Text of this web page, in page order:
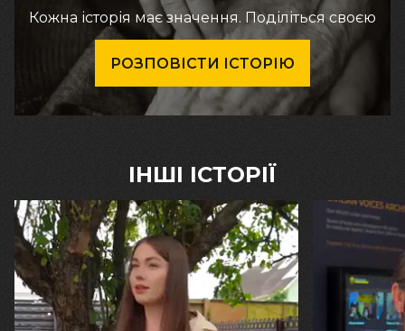
Кожна історія має значення. Поділіться своєю
РОЗПОВІСТИ ІСТОРІЮ
ІНШІ ІСТОРІЇ